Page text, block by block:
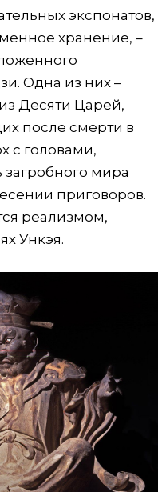
экспонатов,
хранение, –
Одна из них –
Десяти Царей,
после смерти в
с головами,
загробного мира
приговоров.
реализмом,
Ункэя.